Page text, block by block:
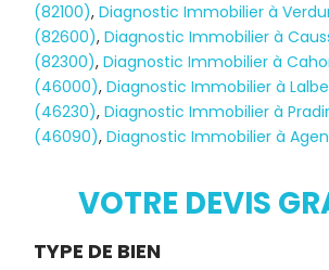
Diagnostic
TERMITES
(82100),Diagnostic Immobilier à
(82600),Diagnostic Immobilier à
(82300),Diagnostic Immobilier à
(46000),Diagnostic Immobilier à
(46230),Diagnostic Immobilier à
(46090),Diagnostic Immobilier à
VOTRE DEVIS
Demande
TYPE DE BIEN